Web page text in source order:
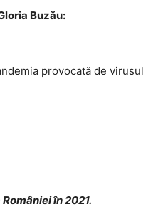
Buzău:
provocată de virusul
în 2021.